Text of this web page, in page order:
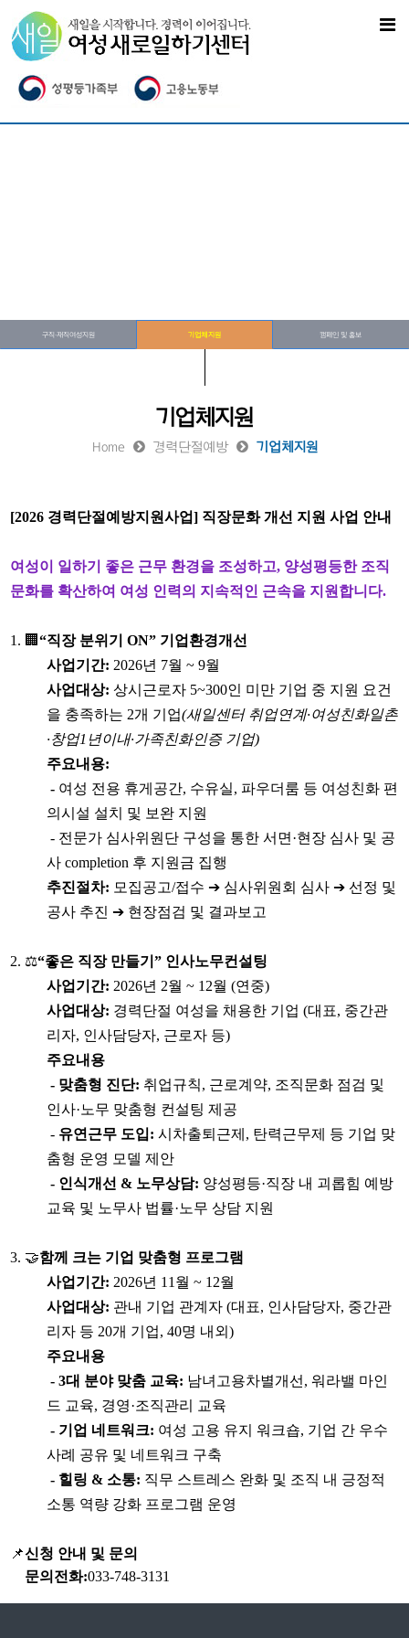
구직·재직여성지원 기업체지원 캠페인 및 홍보
기업체지원
Home 경력단절예방 기업체지원
[2026 경력단절예방지원사업] 직장문화 개선 지원 사업 안내
여성이 일하기 좋은 근무 환경을 조성하고, 양성평등한 조직
문화를 확산하여 여성 인력의 지속적인 근속을 지원합니다.
1. 🏢“직장 분위기ON” 기업환경개선
사업기간: 2026년 7월~ 9월
사업대상:상시근로자 5~300인 미만 기업 중 지원 요건
을 충족하는 2개 기업(새일센터 취업연계·여성친화일촌
·창업1 년이내·가족친화인증 기업)
주요내용:
- 여성 전용 휴게공간, 수유실, 파우더룸 등 여성친화 편
의시설 설치 및 보완 지원
- 전문가 심사위원단 구성을 통한 서면 ·현장 심사 및 공
사completion 후 지원금 집행
추진절차: 모집공고/접수 ➔ 심사위원회 심사 ➔ 선정 및
공사 추진 ➔ 현장점검 및 결과보고
2. ⚖️“좋은 직장 만들기” 인사노무컨설팅
사업기간: 2026년 2월~ 12월(연중)
사업대상: 경력단절 여성을 채용한 기업(대표, 중간관
리자, 인사담당자, 근로자 등)
주요내용
- 맞춤형 진단: 취업규칙, 근로계약, 조직문화 점검 및
인사·노무 맞춤형 컨설팅 제공
- 유연근무 도입:시차출퇴근제 , 탄력근무제 등 기업 맞
춤형 운영 모델 제안
- 인식개선 & 노무상담: 양성평등·직장 내 괴롭힘 예방
교육 및 노무사 법률·노무 상담 지원
3. 🤝함께 크는 기업 맞춤형 프로그램
사업기간: 2026년 11 월~ 12월
사업대상: 관내 기업 관계자(대표, 인사담당자, 중간관
리자 등 20개 기업, 40명 내외)
주요내용
- 3대 분야 맞춤 교육: 남녀고용차별개선 ,워라밸 마인
드 교육, 경영·조직관리 교육
- 기업 네트워크: 여성 고용 유지 워크숍, 기업 간 우수
사례 공유 및 네트워크 구축
- 힐링 & 소통: 직무 스트레스 완화 및 조직 내 긍정적
소통 역량 강화 프로그램 운영
📌신청 안내 및 문의
문의전화:033-748-3131